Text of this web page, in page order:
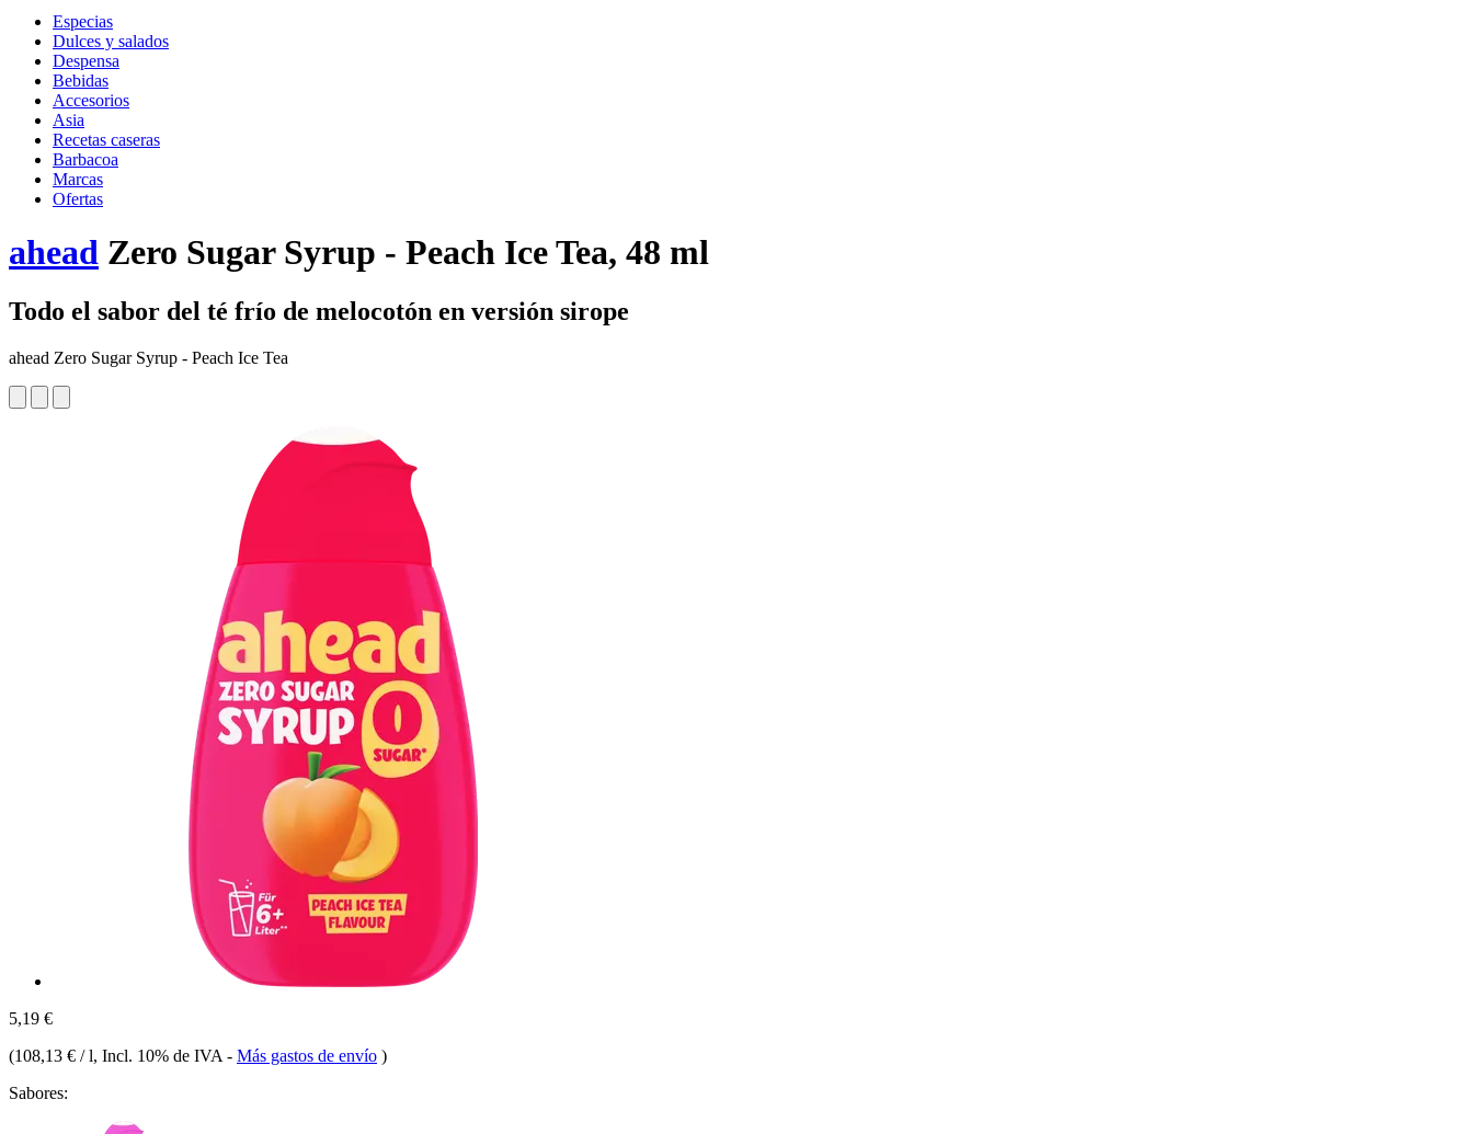
Especias
Dulces y salados
Despensa
Bebidas
Accesorios
Asia
Recetas caseras
Barbacoa
Marcas
Ofertas
ahead Zero Sugar Syrup - Peach Ice Tea, 48 ml
Todo el sabor del té frío de melocotón en versión sirope
ahead Zero Sugar Syrup - Peach Ice Tea
5,19 €
(108,13 € / l, Incl. 10% de IVA - Más gastos de envío )
Sabores: